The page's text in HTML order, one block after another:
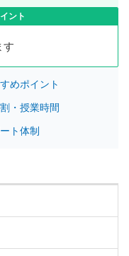
ント
す
めポイント
・授業時間
ト体制